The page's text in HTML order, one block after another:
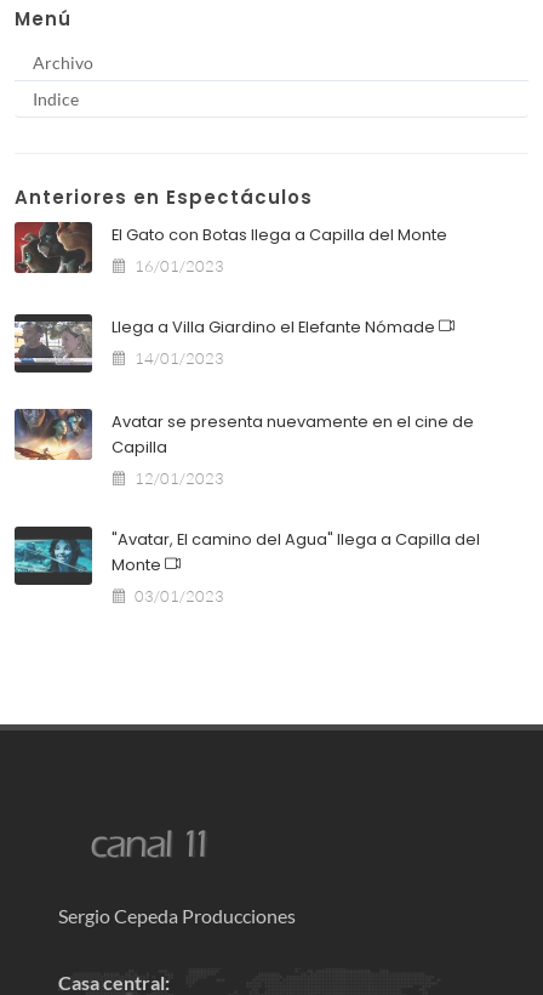
Menú
Archivo
Indice
Anteriores en Espectáculos
El Gato con Botas llega a Capilla del Monte
16/01/2023
Llega a Villa Giardino el Elefante Nómade
14/01/2023
Avatar se presenta nuevamente en el cine de
Capilla
12/01/2023
"Avatar, El camino del Agua" llega a Capilla del
Monte
03/01/2023
Sergio Cepeda Producciones
Casa central: